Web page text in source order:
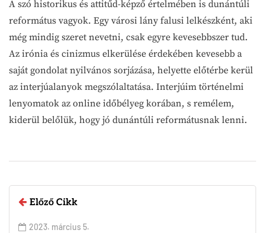
A szó historikus és attitűd-képző értelmében is dunántúli
református vagyok. Egy városi lány falusi lelkészként, aki
még mindig szeret nevetni, csak egyre kevesebbszer tud.
Az irónia és cinizmus elkerülése érdekében kevesebb a
saját gondolat nyilvános sorjázása, helyette előtérbe kerül
az interjúalanyok megszólaltatása. Interjúim történelmi
lenyomatok az online időbélyeg korában, s remélem,
kiderül belőlük, hogy jó dunántúli reformátusnak lenni.
Előző Cikk
2023. március 5.